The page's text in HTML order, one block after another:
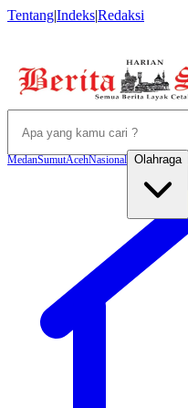
Tentang|Indeks|Redaksi
MedanSumutAcehNasional Olahraga